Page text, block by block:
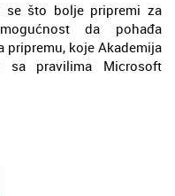
što bolje pripremi za
da pohađa
pripremu, koje Akademija
pravilima Microsoft